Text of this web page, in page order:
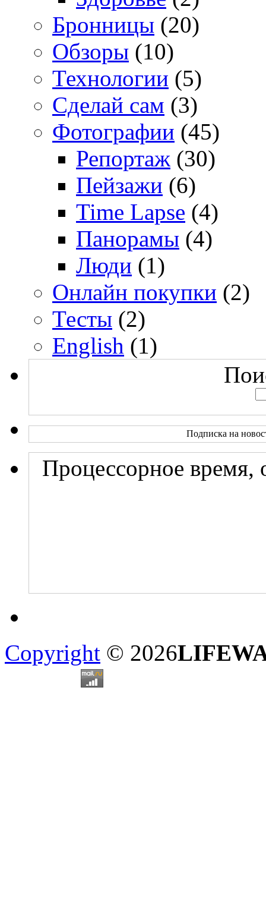
Бронницы (20)
Обзоры (10)
Технологии (5)
Сделай сам (3)
Фотографии (45)
Репортаж (30)
Пейзажи (6)
Time Lapse (4)
Панорамы (4)
Люди (1)
Онлайн покупки (2)
Тесты (2)
English (1)
Подписка на
Процессорное время,
Copyright © 2026